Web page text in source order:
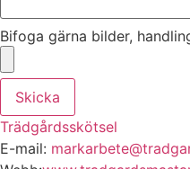
Bifoga gärna bilder,
Skicka
Trädgårdsskötsel
E-mail: